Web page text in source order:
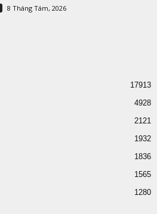
8 Tháng Tám, 2026
17913
4928
2121
1932
1836
1565
1280